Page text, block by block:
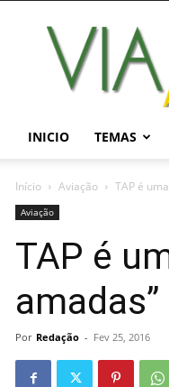
INICIO TEMAS
Início Aviação TAP é
Aviação
TAP é
Por Redação - Fev 25, 2016